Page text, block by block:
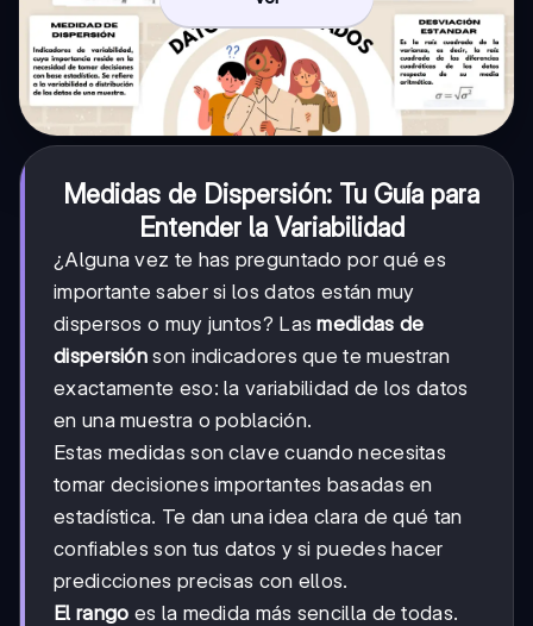
Medidas de Dispersión: Tu Guía para
Entender la Variabilidad
¿Alguna vez te has preguntado por qué es
importante saber si los datos están muy
dispersos o muy juntos? Lasmedidas de
dispersión son indicadores que te muestran
exactamente eso: la variabilidad de los datos
en una muestra o población.
Estas medidas son clave cuando necesitas
tomar decisiones importantes basadas en
estadística. Te dan una idea clara de qué tan
confiables son tus datos y si puedes hacer
predicciones precisas con ellos.
El rango es la medida más sencilla de todas.